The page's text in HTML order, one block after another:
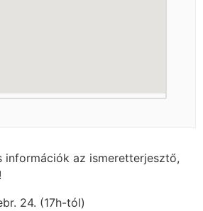
információk az ismeretterjesztő,
24. (17h-tól)